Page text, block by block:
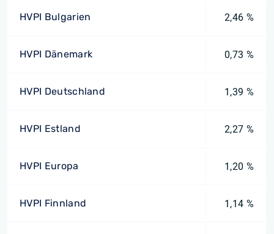
HVPI Bulgarien 2,46 %
HVPI Dänemark 0,73 %
HVPI Deutschland 1,39 %
HVPI Estland 2,27 %
HVPI Europa 1,20 %
HVPI Finnland 1,14 %